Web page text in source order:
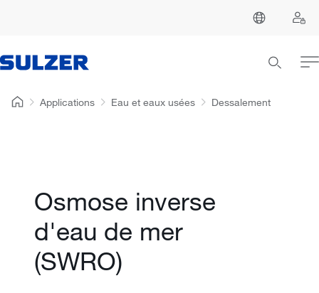
Applications Eau et eaux usées Dessalement
Osmose inverse
d'eau de mer
(SWRO)